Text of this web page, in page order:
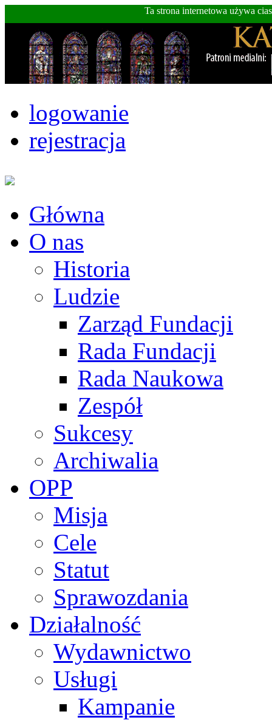
Ta strona internetowa używa
logowanie
rejestracja
Główna
O nas
Historia
Ludzie
Zarząd Fundacji
Rada Fundacji
Rada Naukowa
Zespół
Sukcesy
Archiwalia
OPP
Misja
Cele
Statut
Sprawozdania
Działalność
Wydawnictwo
Usługi
Kampanie